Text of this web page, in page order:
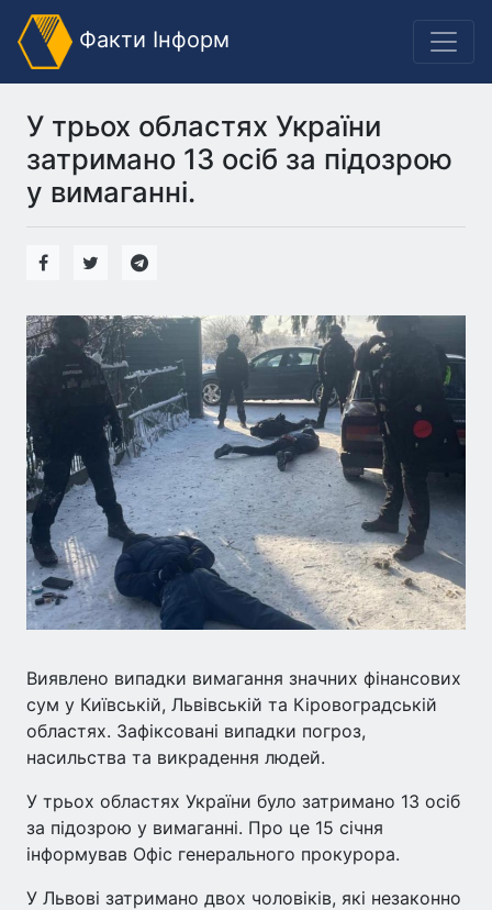
Факти Інформ
У трьох областях України
затримано 13 осіб за підозрою
у вимаганні.
Виявлено випадки вимагання значних фінансових
сум у Київській, Львівській та Кіровоградській
областях. Зафіксовані випадки погроз,
насильства та викрадення людей.
У трьох областях України було затримано 13 осіб
за підозрою у вимаганні. Про це 15 січня
інформував Офіс генерального прокурора.
У Львові затримано двох чоловіків, які незаконно